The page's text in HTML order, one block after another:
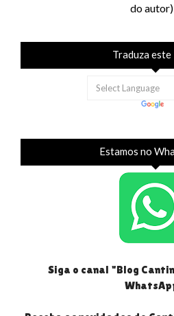
do
Traduza
Estamos no
Siga o canal "Blog